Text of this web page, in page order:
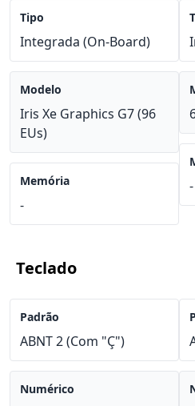
Tipo
Integrada (On-Board)
Modelo
Iris Xe Graphics G7 (96
EUs)
Memória
-
-
Teclado
Padrão
ABNT 2 (Com "Ç")
Numérico